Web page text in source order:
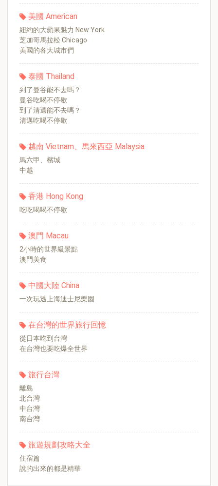
美國 American
紐約的大蘋果魅力 New York
芝加哥馬拉松 Chicago
美國的各大城市們
泰國 Thailand
到了曼谷能不去嗎？
曼谷吃喝不停歇
到了清邁能不去嗎？
清邁吃喝不停歇
越南 Vietnam、馬來西亞 Malaysia
馬六甲、檳城
中越
香港 Hong Kong
吃吃喝喝不停歇
澳門 Macau
2小時的世界級景點
澳門美食
中國大陸 China
一次玩透上海迪士尼樂園
在台灣的世界旅行回憶
從日本吃到台灣
在台灣也要吃爆全世界
旅行台灣
離島
北台灣
中台灣
南台灣
旅遊規劃攻略大全
住宿篇
說的出來的都是精華